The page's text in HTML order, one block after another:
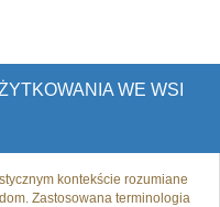
WE WSI
kontekście rozumiane
Zastosowana terminologia